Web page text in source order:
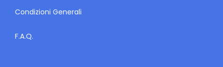
Condizioni Generali
F.A.Q.